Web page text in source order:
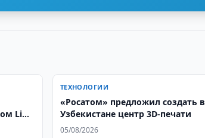
Li
ТЕХНОЛОГИИ
«Росатом» предложил создать в
Узбекистане центр 3D-печати
05/08/2026